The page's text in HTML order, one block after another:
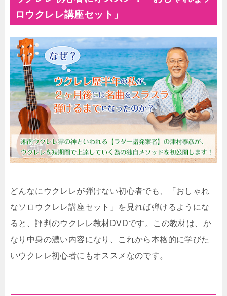
ロウクレレ講座セット」
どんなにウクレレが弾けない初心者でも、「おしゃれ
なソロウクレレ講座セット」を見れば弾けるようにな
ると、評判のウクレレ教材DVDです。この教材は、か
なり中身の濃い内容になり、これから本格的に学びた
いウクレレ初心者にもオススメなのです。